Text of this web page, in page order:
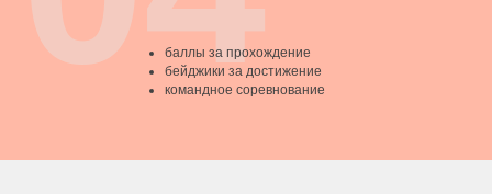
баллы за прохождение
бейджики за достижение
командное соревнование